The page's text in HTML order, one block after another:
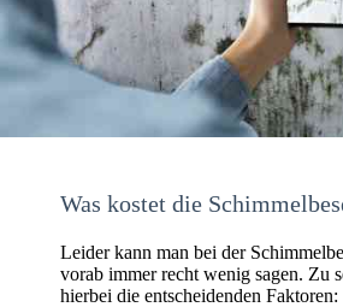
Was kostet die
Leider kann man bei der
vorab immer recht wenig sagen. Zu
hierbei die entscheidenden Faktoren: